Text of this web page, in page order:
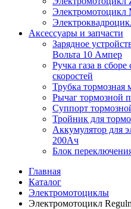
Электромотоцикл
Аксессуары и запчасти
Зарядное
Вольта 10 Ампер
Ручка газа в
скоростей
Трубка тормозная
Рычаг тормозной
Суппорт
Тройник для
Аккумулятор для
200Ач
Блок
Главная
Каталог
Электромотоциклы
Электромотоцикл